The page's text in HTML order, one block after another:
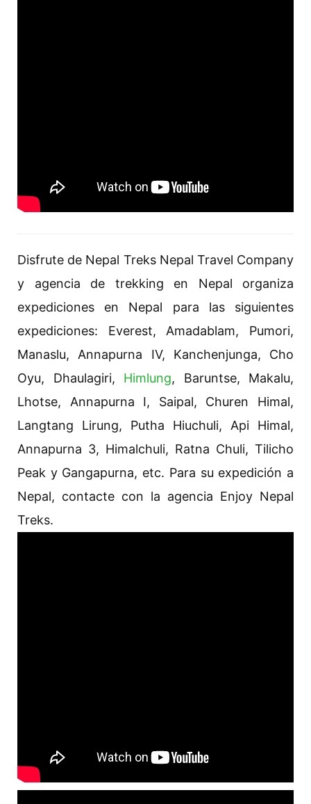
Disfrute de Nepal Treks Nepal Travel Company
y agencia de trekking en Nepal organiza
expediciones en Nepal para las siguientes
expediciones: Everest, Amadablam, Pumori,
Manaslu, Annapurna IV, Kanchenjunga, Cho
Oyu, Dhaulagiri, Himlung, Baruntse, Makalu,
Lhotse, Annapurna I, Saipal, Churen Himal,
Langtang Lirung, Putha Hiuchuli, Api Himal,
Annapurna 3, Himalchuli, Ratna Chuli, Tilicho
Peak y Gangapurna, etc. Para su expedición a
Nepal, contacte con la agencia Enjoy Nepal
Treks.